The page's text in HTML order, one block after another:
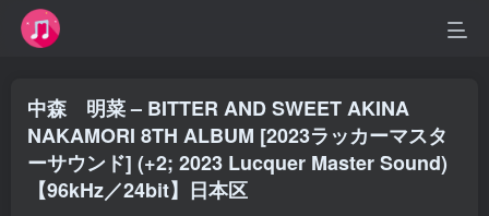
中森 明菜 – BITTER AND SWEET AKINA
NAKAMORI 8TH ALBUM [2023ラッカーマスタ
ーサウンド] (+2; 2023 Lucquer Master Sound)
【96kHz／24bit】日本区